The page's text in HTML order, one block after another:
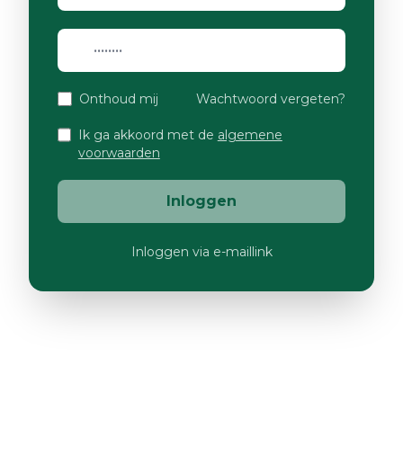
Onthoud mij Wachtwoord vergeten?
Ik ga akkoord met de algemene
voorwaarden
Inloggen
Inloggen via e-maillink